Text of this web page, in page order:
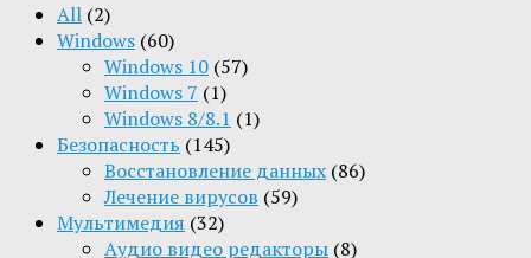
All (2)
Windows (60)
Windows 10 (57)
Windows 7 (1)
Windows 8/8.1 (1)
Безопасность (145)
Восстановление данных (86)
Лечение вирусов (59)
Мультимедия (32)
Aудио видео редакторы (8)